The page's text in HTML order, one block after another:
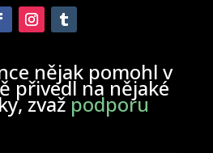
nějak pomohl v
přivedl na nějaké
zvažpodporu